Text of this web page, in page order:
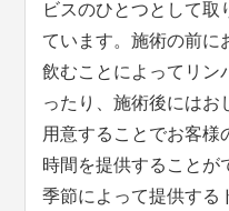
ビスのひとつとして取
ています。施術の前に
飲むことによってリン
ったり、施術後にはお
用意することでお客様
時間を提供することが
季節によって提供する